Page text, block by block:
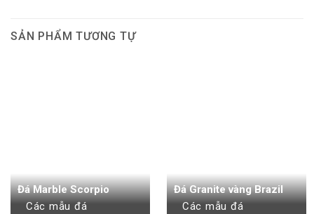
SẢN PHẨM TƯƠNG TỰ
Các mẫu đá
Đá Marble Scorpio
Các mẫu đá
Đá Granite vàng Brazil